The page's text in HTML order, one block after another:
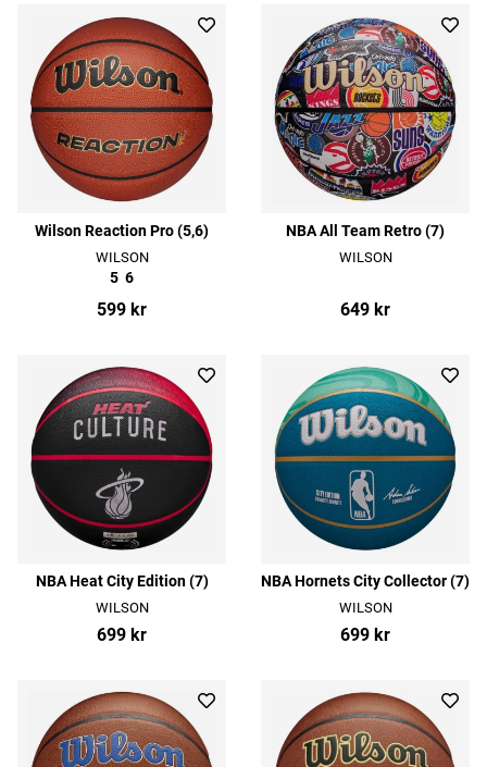
Wilson Reaction Pro (5,6)
WILSON
5 6
599 kr
NBA All Team Retro (7)
WILSON
649 kr
NBA Heat City Edition (7)
WILSON
699 kr
NBA Hornets City Collector (7)
WILSON
699 kr